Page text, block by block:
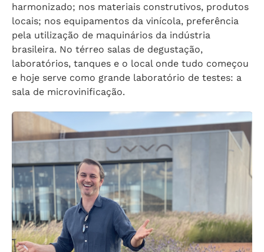
harmonizado; nos materiais construtivos, produtos
locais; nos equipamentos da vinícola, preferência
pela utilização de maquinários da indústria
brasileira. No térreo salas de degustação,
laboratórios, tanques e o local onde tudo começou
e hoje serve como grande laboratório de testes: a
sala de microvinificação.